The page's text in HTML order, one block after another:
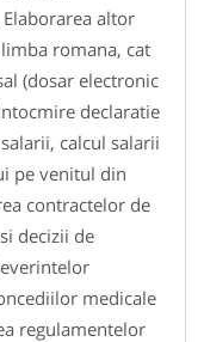
altor
romana, cat
(dosar electronic
declaratie
calcul salarii
pe venitul din
contractelor de
decizii de
medicale
regulamentelor